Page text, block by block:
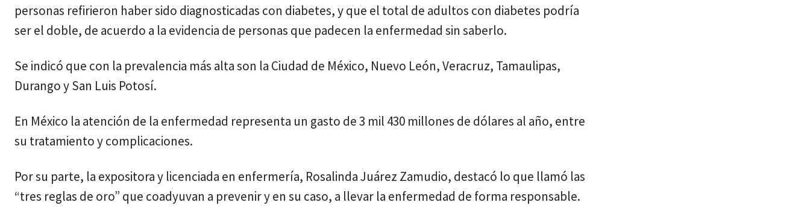
personas refirieron haber sido diagnosticadas con diabetes, y que el total de adultos con diabetes podría
ser el doble, de acuerdo a la evidencia de personas que padecen la enfermedad sin saberlo.
Se indicó que con la prevalencia más alta son la Ciudad de México, Nuevo León, Veracruz, Tamaulipas,
Durango y San Luis Potosí.
En México la atención de la enfermedad representa un gasto de 3 mil 430 millones de dólares al año, entre
su tratamiento y complicaciones.
Por su parte, la expositora y licenciada en enfermería, Rosalinda Juárez Zamudio, destacó lo que llamó las
“tres reglas de oro” que coadyuvan a prevenir y en su caso, a llevar la enfermedad de forma responsable.